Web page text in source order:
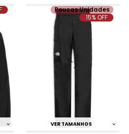
VER TAMANHOS
Poucas Unidades
15% OFF